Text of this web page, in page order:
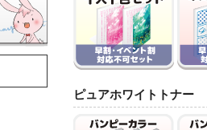
ピュアホワイトトナー